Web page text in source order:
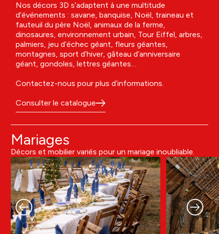
Nos décors 3D s’adaptent à une multitude
d’événements : savane, banquise, Noël, traineau et
fauteuil du père Noël, animaux de la ferme,
dinosaures, environnement urbain, Tour Eiffel, arbres,
palmiers, jeu d’échec géant, fleurs géantes,
montagnes, sport d’hiver, gâteau d’anniversaire
géant, gondoles, lettres géantes…
Contactez-nous pour plus d’informations.
Consulter le catalogue
Mariages
Décors et mobilier variés pour un mariage inoubliable.